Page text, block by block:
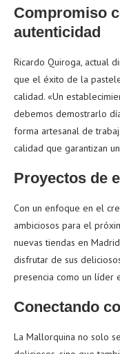
Compromiso
autenticidad
Ricardo Quiroga, actual
que el éxito de la
calidad. «Un
debemos demostrarlo
forma artesanal de
calidad que garantizan
Proyectos de
Con un enfoque en el
ambiciosos para el
nuevas tiendas en
disfrutar de sus
presencia como un líder
Conectando
La Mallorquina no solo